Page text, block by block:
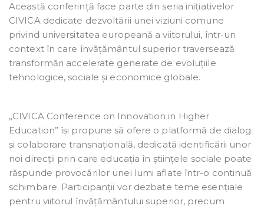
Această conferință face parte din seria inițiativelor
CIVICA dedicate dezvoltării unei viziuni comune
privind universitatea europeană a viitorului, într-un
context în care învățământul superior traversează
transformări accelerate generate de evoluțiile
tehnologice, sociale și economice globale.
„CIVICA Conference on Innovation in Higher
Education” își propune să ofere o platformă de dialog
și colaborare transnațională, dedicată identificării unor
noi direcții prin care educația în științele sociale poate
răspunde provocărilor unei lumi aflate într-o continuă
schimbare. Participanții vor dezbate teme esențiale
pentru viitorul învățământului superior, precum